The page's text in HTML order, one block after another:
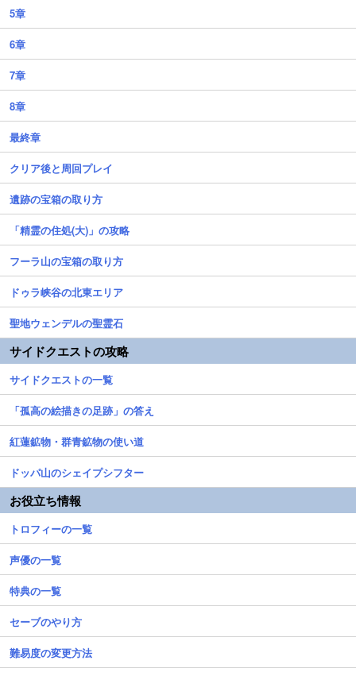
5章
6章
7章
8章
最終章
クリア後と周回プレイ
遺跡の宝箱の取り方
「精霊の住処(大)」の攻略
フーラ山の宝箱の取り方
ドゥラ峡谷の北東エリア
聖地ウェンデルの聖霊石
サイドクエストの攻略
サイドクエストの一覧
「孤高の絵描きの足跡」の答え
紅蓮鉱物・群青鉱物の使い道
ドッパ山のシェイプシフター
お役立ち情報
トロフィーの一覧
声優の一覧
特典の一覧
セーブのやり方
難易度の変更方法